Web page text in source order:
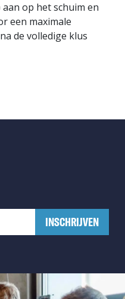
aan op het schuim en
een maximale
na de volledige klus
​INSCHRIJVEN